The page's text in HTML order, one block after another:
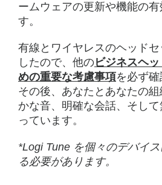
ームウェアの更新や機能の
す。
有線とワイヤレスのヘッド
したので、他のビジネスヘ
めの重要な考慮事項を必ず確
その後、あなたとあなたの
かな音、明確な会話、そし
っています。
*Logi Tune を個々のデバイ
る必要があります。